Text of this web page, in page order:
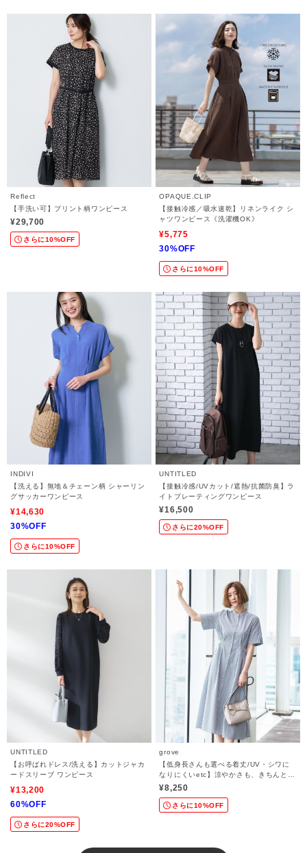
Reflect
【手洗い可】プリント柄ワンピース
¥29,700
さらに10%OFF
OPAQUE.CLIP
【接触冷感／吸水速乾】リネンライク シ
ャツワンピース《洗濯機OK》
¥5,775
30%OFF
さらに10%OFF
INDIVI
【洗える】無地＆チェーン柄 シャーリン
グサッカーワンピース
¥14,630
30%OFF
さらに10%OFF
UNTITLED
【接触冷感/UVカット/遮熱/抗菌防臭】ラ
イトプレーティングワンピース
¥16,500
さらに20%OFF
UNTITLED
【お呼ばれドレス/洗える】カットジャカ
ードスリーブ ワンピース
¥13,200
60%OFF
さらに20%OFF
grove
【低身長さんも選べる着丈/UV・シワに
なりにくいetc】涼やかさも、きちんとも
叶うワンピース
¥8,250
さらに10%OFF